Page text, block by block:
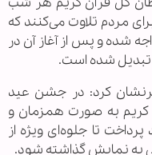
مردم تلاوت می‌کنند که
شده و پس از آغاز آن در
تبدیل شده است.
کرد: در جشن عید
کریم به صورت همزمان و
تا جلوه‌ای ویژه از
به نمایش گذاشته شود.